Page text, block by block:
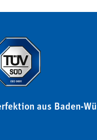
aus Baden-